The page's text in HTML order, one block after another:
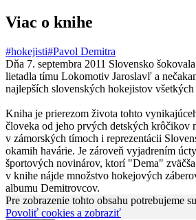
Viac o knihe
#hokejisti#Pavol Demitra
Dňa 7. septembra 2011 Slovensko
lietadla tímu Lokomotiv Jaroslavľ a
najlepších slovenských hokejistov
Kniha je prierezom života tohto
človeka od jeho prvých detských krôčikov
v zámorských tímoch i reprezentácii
okamih havárie. Je zároveň vyjadrením
športových novinárov, ktorí "Dema"
v knihe nájde množstvo hokejových
albumu Demitrovcov.
Pre zobrazenie tohto obsahu potrebujeme
Povoliť cookies a zobraziť